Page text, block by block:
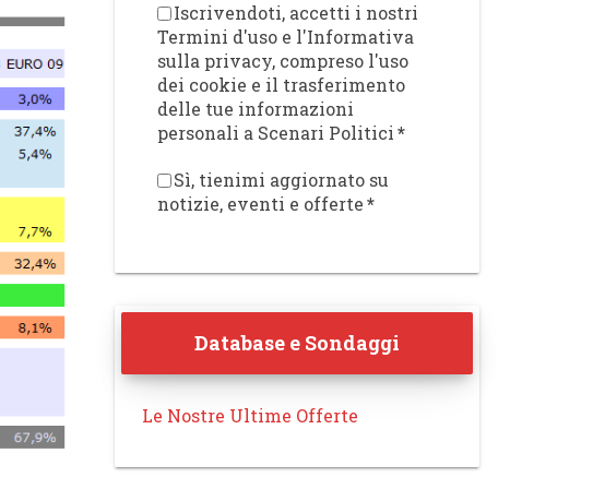
Iscrivendoti, accetti i nostri
Termini d'uso e l'Informativa
sulla privacy, compreso l'uso
dei cookie e il trasferimento
delle tue informazioni
personali a Scenari Politici*
Sì, tienimi aggiornato su
notizie, eventi e offerte*
Database e Sondaggi
Le Nostre Ultime Offerte